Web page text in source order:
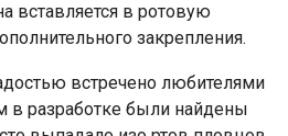
вставляется в ротовую
закрепления.
встречено любителями
в разработке были найдены